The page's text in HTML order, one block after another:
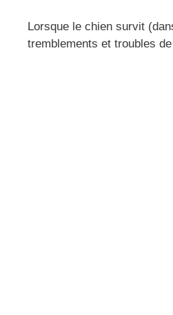
Lorsque le chien survit
tremblements et troubles